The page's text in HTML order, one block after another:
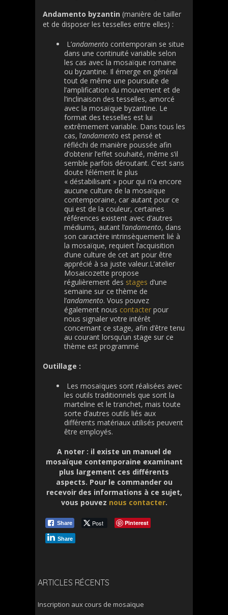
Andamento byzantin (manière de tailler
et de disposer les tesselles entre elles) :
L’andamentocontemporain se situe
dans une continuité variable selon
les cas avec la mosaïque romaine
ou byzantine. Il émerge en général
tout de même une poursuite de
l’amplification du mouvement et de
l’inclinaison des tesselles, amorcé
avec la mosaïque byzantine. Le
format des tesselles est lui
extrêmement variable. Dans tous les
cas, l’andamento est pensé et
réfléchi de manière poussée afin
d’obtenir l’effet souhaité, même s’il
semble parfois déroutant. C’est sans
doute l’élément le plus
« déstabilisant » pour qui n’a encore
aucune culture de la mosaïque
contemporaine, car autant pour ce
qui est de la couleur, certaines
références existent avec d’autres
médiums, autant l’andamento, dans
son caractère intrinsèquement lié à
la mosaïque, requiert l’acquisition
d’une culture de cet art pour être
apprécié à sa juste valeur.L’atelier
Mosaicozette propose
régulièrement des stages d’une
semaine sur ce thème de
l’andamento. Vous pouvez
également nous contacter pour
nous signaler votre intérêt
concernant ce stage, afin d’être tenu
au courant lorsqu’un stage sur ce
thème est programmé
Outillage :
Les mosaïques sont réalisées avec
les outils traditionnels que sont la
marteline et le tranchet, mais toute
sorte d’autres outils liés aux
différents matériaux utilisés peuvent
être employés.
A noter : il existe un manuel de
mosaïque contemporaine examinant
plus largement ces différents
aspects. Pour le commander ou
recevoir des informations à ce sujet,
vous pouvez nous contacter.
Share Post Pinterest
Share
ARTICLES RÉCENTS
Inscription aux cours de mosaïque